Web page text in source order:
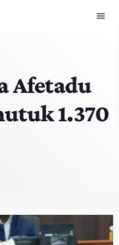
menu
Afetadu
1.370